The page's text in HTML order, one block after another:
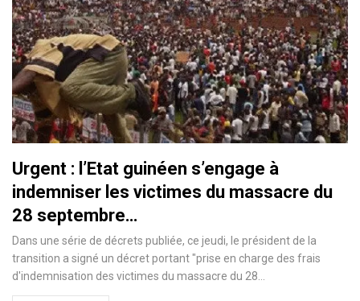
Urgent : l’Etat guinéen s’engage à
indemniser les victimes du massacre du
28 septembre…
Dans une série de décrets publiée, ce jeudi, le président de la
transition a signé un décret portant "prise en charge des frais
d'indemnisation des victimes du massacre du 28…